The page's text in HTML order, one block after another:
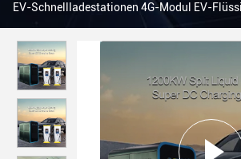
EV-Schnellladestationen 4G-Modul EV-